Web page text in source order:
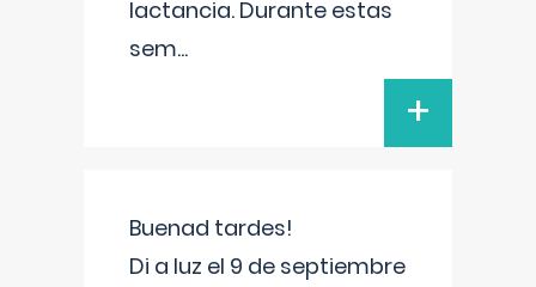
lactancia. Durante estas
sem...
+
Buenad tardes!
Di a luz el 9 de septiembre